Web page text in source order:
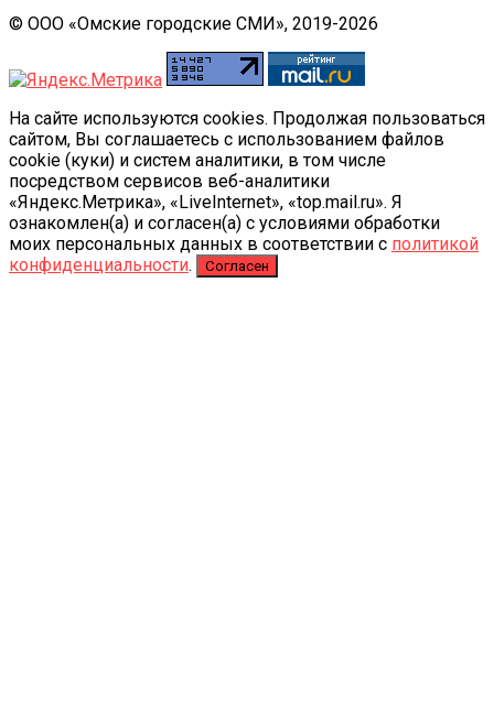
© ООО «Омские городские СМИ», 2019-2026
На сайте используются cookies. Продолжая пользоваться
сайтом, Вы соглашаетесь с использованием файлов
cookie (куки) и систем аналитики, в том числе
посредством сервисов веб-аналитики
«Яндекс.Метрика», «LiveInternet», «top.mail.ru». Я
ознакомлен(а) и согласен(а) с условиями обработки
моих персональных данных в соответствии с политикой
конфиденциальности. Согласен